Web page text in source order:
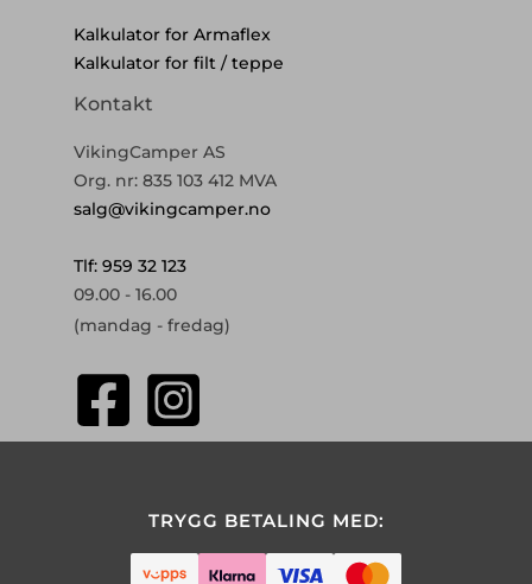
Kalkulator for Armaflex
Kalkulator for filt / teppe
Kontakt
VikingCamper AS
Org. nr: 835 103 412 MVA
salg@vikingcamper.no
Tlf: 959 32 123
09.00 - 16.00
(mandag - fredag)
TRYGG BETALING MED: